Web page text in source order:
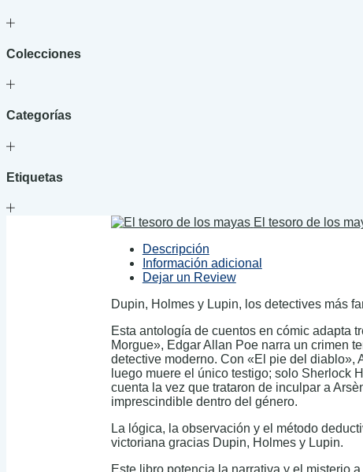
Colecciones
Categorías
Etiquetas
El tesoro de los
Descripción
Información adicional
Dejar un Review
Dupin, Holmes y Lupin, los detectives más
Esta antología de cuentos en cómic adapta
Morgue», Edgar Allan Poe narra un crimen
detective moderno. Con «El pie del diablo»,
luego muere el único testigo; solo Sherlock
cuenta la vez que trataron de inculpar a
imprescindible dentro del género.
La lógica, la observación y el método
victoriana gracias Dupin, Holmes y Lupin.